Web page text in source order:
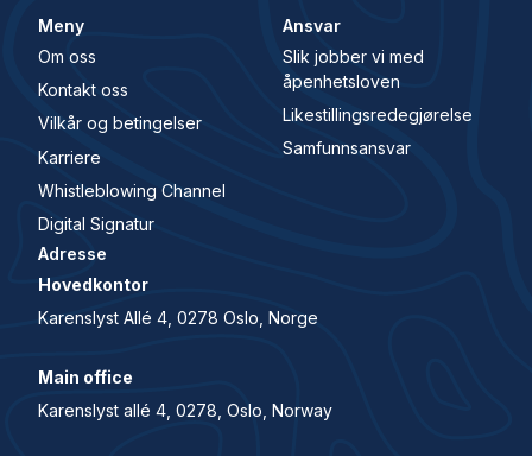
Meny
Om oss
Kontakt oss
Vilkår og betingelser
Karriere
Whistleblowing Channel
Digital Signatur
Ansvar
Slik jobber vi med
åpenhetsloven
Likestillingsredegjørelse
Samfunnsansvar
Adresse
Hovedkontor
Karenslyst Allé 4, 0278 Oslo, Norge
Main office
Karenslyst allé 4, 0278, Oslo, Norway